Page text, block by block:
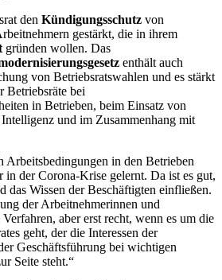
den Kündigungsschutz von
gestärkt, die in ihrem
gründen wollen. Das
enthält auch
von Betriebsratswahlen und es stärkt
Betriebsräte bei
in Betrieben, beim Einsatz von
und im Zusammenhang mit
Arbeitsbedingungen in den Betrieben
in der Corona-Krise gelernt. Da ist es gut,
das Wissen der Beschäftigten einfließen.
der Arbeitnehmerinnen und
aber erst recht, wenn es um die
geht, der die Interessen der
Geschäftsführung bei wichtigen
Seite steht.“